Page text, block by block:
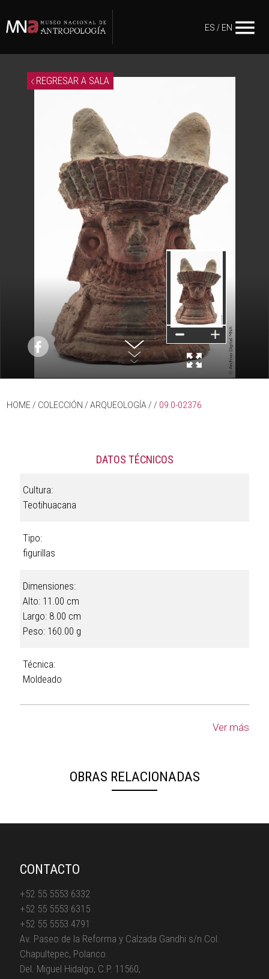
ES / EN menu
REGRESAR A SALA
HOME/ COLECCIÓN / ARQUEOLOGÍA / / 09.0-02376
DATOS TÉCNICOS
Cultura:
Teotihuacana
Tipo:
figurillas
Dimensiones:
Alto: 11.00 cm
Largo: 8.00 cm
Peso: 160.00 g
Técnica:
Moldeado
Ver más
OBRAS RELACIONADAS
CONTACTO
+52 55 5553 6332
+52 55 5553 6315
+52 55 5553 4791
Av. Paseo de la Reforma y Calzada Gandhi s/n Col.
Chapultepec, Polanco.
Del. Miguel Hidalgo, C.P. 11560,